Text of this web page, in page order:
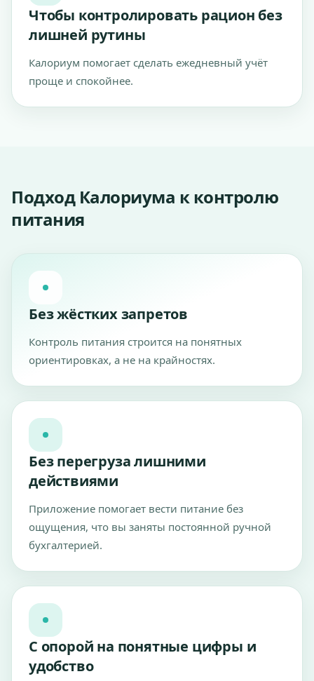
Чтобы контролировать рацион без
лишней рутины
Калориум помогает сделать ежедневный учёт
проще и спокойнее.
Подход Калориума к контролю
питания
Без жёстких запретов
Контроль питания строится на понятных
ориентировках, а не на крайностях.
Без перегруза лишними
действиями
Приложение помогает вести питание без
ощущения, что вы заняты постоянной ручной
бухгалтерией.
С опорой на понятные цифры и
удобство